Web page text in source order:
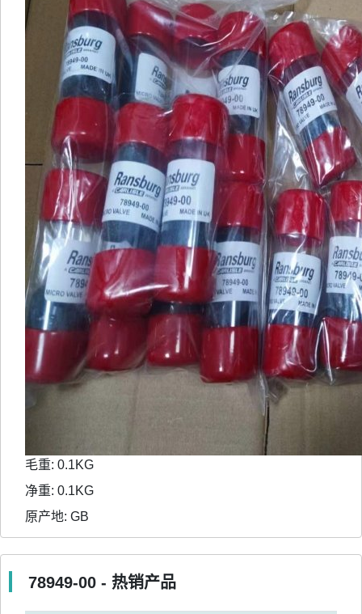
毛重: 0.1KG
净重: 0.1KG
原产地: GB
78949-00 - 热销产品